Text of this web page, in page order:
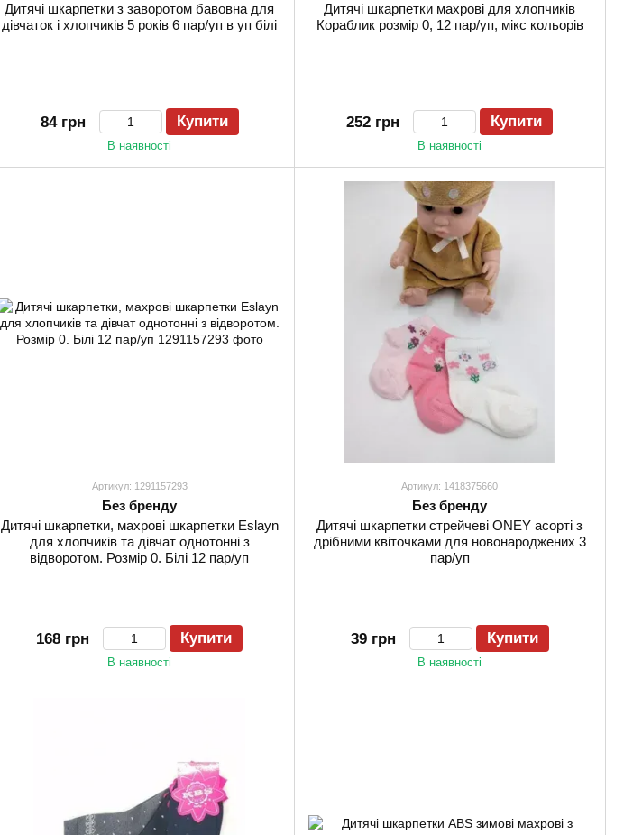
Дитячі шкарпетки з заворотом бавовна для
дівчаток і хлопчиків 5 років 6 пар/уп в уп білі
84 грн Купити
В наявності
Дитячі шкарпетки махрові для хлопчиків
Кораблик розмір 0, 12 пар/уп, мікс кольорів
252 грн Купити
В наявності
Артикул: 1291157293
Без бренду
Дитячі шкарпетки, махрові шкарпетки Eslayn
для хлопчиків та дівчат однотонні з
відворотом. Розмір 0. Білі 12 пар/уп
168 грн Купити
В наявності
Артикул: 1418375660
Без бренду
Дитячі шкарпетки стрейчеві ONEY асорті з
дрібними квіточками для новонароджених 3
пар/уп
39 грн Купити
В наявності